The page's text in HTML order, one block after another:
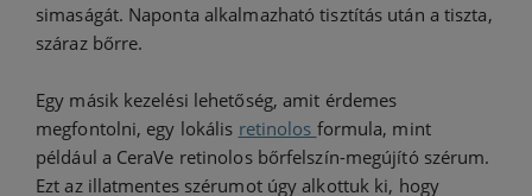
simaságát. Naponta alkalmazható tisztítás után a tiszta,
száraz bőrre.
Egy másik kezelési lehetőség, amit érdemes
megfontolni, egy lokális retinolos formula, mint
például a CeraVe retinolos bőrfelszín-megújító szérum.
Ezt az illatmentes szérumot úgy alkottuk ki, hogy